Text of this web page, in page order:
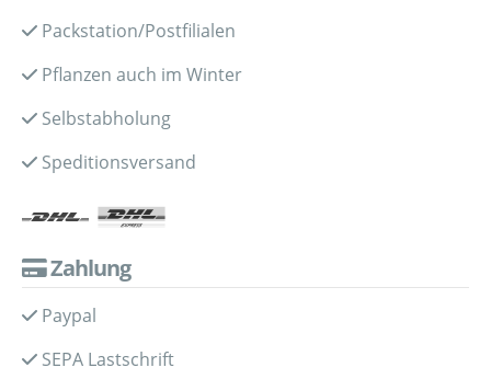
Packstation/Postfilialen
Pflanzen auch im Winter
Selbstabholung
Speditionsversand
Zahlung
Paypal
SEPA Lastschrift